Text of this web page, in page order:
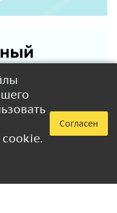
Согласен